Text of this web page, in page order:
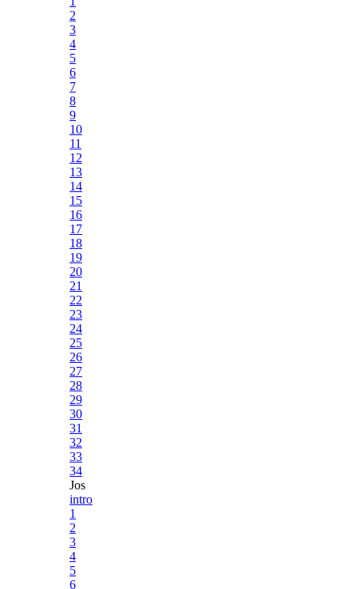
2
3
4
5
6
7
8
9
10
11
12
13
14
15
16
17
18
19
20
21
22
23
24
25
26
27
28
29
30
31
32
33
34
Jos
intro
1
2
3
4
5
6